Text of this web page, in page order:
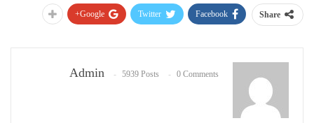
Share
Facebook
Twitter
Google+
Admin 5939 Posts 0 Comments